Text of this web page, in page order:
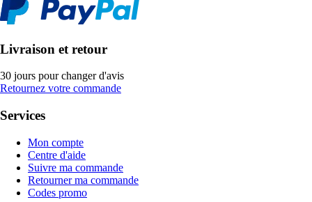
Livraison et retour
30 jours pour changer d'avis
Retournez votre commande
Services
Mon compte
Centre d'aide
Suivre ma commande
Retourner ma commande
Codes promo